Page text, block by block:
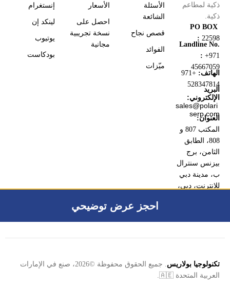
احجز عرض توضيحي
ذكية لمطاعم
ذكية.
PO BOX
: 22598
Landline No.
: +971
45667059
الهاتف:
+971
528347814
البريد
الإلكتروني:
sales@polari
serp.com
العنوان:
المكتب 807 و
808، الطابق
الثامن، برج
بيزنس سنترال
ب، مدينة دبي
للإنترنت، دبي،
الأسئلة
الشائعة
قصص نجاح
الفوائد
ميّزات
الأسعار
احصل على
نسخة تجريبية
مجانية
إنستغرام
لينكد إن
يوتيوب
بودكاست
تكنولوجيا بولاريس
. جميع الحقوق محفوظة ©2026، صنع في الإمارات
العربية المتحدة 🇦🇪.